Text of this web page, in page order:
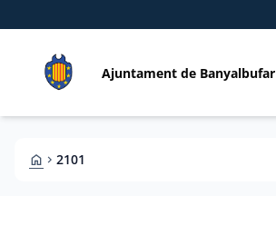
Ajuntament de Banyalbufar
HOME CHEVRON_RIGHT 2101